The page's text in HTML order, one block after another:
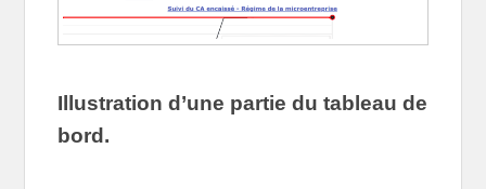
Illustration d’une partie du tableau de
bord.